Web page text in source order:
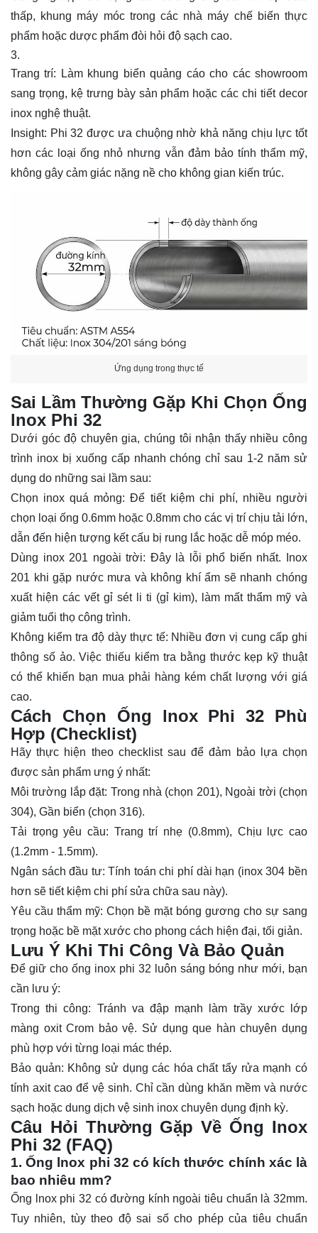
thấp, khung máy móc trong các nhà máy chế biến thực
phẩm hoặc dược phẩm đòi hỏi độ sạch cao.
Trang trí: Làm khung biển quảng cáo cho các showroom
sang trọng, kệ trưng bày sản phẩm hoặc các chi tiết decor
inox nghệ thuật.
Insight: Phi 32 được ưa chuộng nhờ khả năng chịu lực tốt
hơn các loại ống nhỏ nhưng vẫn đảm bảo tính thẩm mỹ,
không gây cảm giác nặng nề cho không gian kiến trúc.
Ứng dụng trong thực tế
Sai Lầm Thường Gặp Khi Chọn Ống
lnox Phi 32
Dưới góc độ chuyên gia, chúng tôi nhận thấy nhiều công
trình inox bị xuống cấp nhanh chóng chỉ sau 1-2 năm sử
dụng do những sai lầm sau:
Chọn inox quá mỏng: Để tiết kiệm chi phí, nhiều người
chọn loại ống 0.6mm hoặc 0.8mm cho các vị trí chịu tải lớn,
dẫn đến hiện tượng kết cấu bị rung lắc hoặc dễ móp méo.
Dùng inox 201 ngoài trời: Đây là lỗi phổ biến nhất. Inox
201 khi gặp nước mưa và không khí ẩm sẽ nhanh chóng
xuất hiện các vết gỉ sét li ti (gỉ kim), làm mất thẩm mỹ và
giảm tuổi thọ công trình.
Không kiểm tra độ dày thực tế: Nhiều đơn vị cung cấp ghi
thông số ảo. Việc thiếu kiểm tra bằng thước kẹp kỹ thuật
có thể khiến bạn mua phải hàng kém chất lượng với giá
cao.
Cách Chọn Ống lnox Phi 32 Phù
Hợp (Checklist)
Hãy thực hiện theo checklist sau để đảm bảo lựa chọn
được sản phẩm ưng ý nhất:
Môi trường lắp đặt: Trong nhà (chọn 201), Ngoài trời (chọn
304), Gần biển (chọn 316).
Tải trọng yêu cầu: Trang trí nhẹ (0.8mm), Chịu lực cao
(1.2mm - 1.5mm).
Ngân sách đầu tư: Tính toán chi phí dài hạn (inox 304 bền
hơn sẽ tiết kiệm chi phí sửa chữa sau này).
Yêu cầu thẩm mỹ: Chọn bề mặt bóng gương cho sự sang
trọng hoặc bề mặt xước cho phong cách hiện đại, tối giản.
Lưu Ý Khi Thi Công Và Bảo Quản
Để giữ cho ống inox phi 32 luôn sáng bóng như mới, bạn
cần lưu ý:
Trong thi công: Tránh va đập mạnh làm trầy xước lớp
màng oxit Crom bảo vệ. Sử dụng que hàn chuyên dụng
phù hợp với từng loại mác thép.
Bảo quản: Không sử dụng các hóa chất tẩy rửa mạnh có
tính axit cao để vệ sinh. Chỉ cần dùng khăn mềm và nước
sạch hoặc dung dịch vệ sinh inox chuyên dụng định kỳ.
Câu Hỏi Thường Gặp Về Ống Inox
Phi 32 (FAQ)
1. Ống lnox phi 32 có kích thước chính xác là
bao nhiêu mm?
Ống lnox phi 32 có đường kính ngoài tiêu chuẩn là 32mm.
Tuy nhiên, tùy theo độ sai số cho phép của tiêu chuẩn